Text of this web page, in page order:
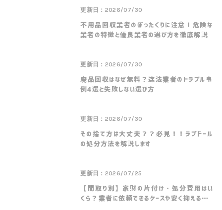
更新日：2026/07/30
不用品回収業者のぼったくりに注意！危険な
業者の特徴と優良業者の選び方を徹底解説
更新日：2026/07/30
廃品回収はなぜ無料？違法業者のトラブル事
例4選と失敗しない選び方
更新日：2026/07/30
その捨て方は大丈夫？？必見！！ラブドール
の処分方法を解説します
更新日：2026/07/25
【間取り別】家財の片付け・処分費用はい
くら？業者に依頼できるケースや安く抑えるコツ